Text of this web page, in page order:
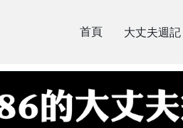
首頁 大丈夫週記